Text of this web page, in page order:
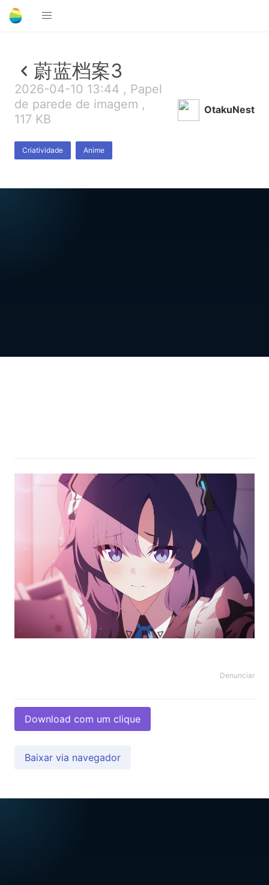
蔚蓝档案3
2026-04-10 13:44 , Papel
de parede de imagem ,
117 KB
Criatividade Anime
OtakuNest
Denunciar
Download com um clique
Baixar via navegador